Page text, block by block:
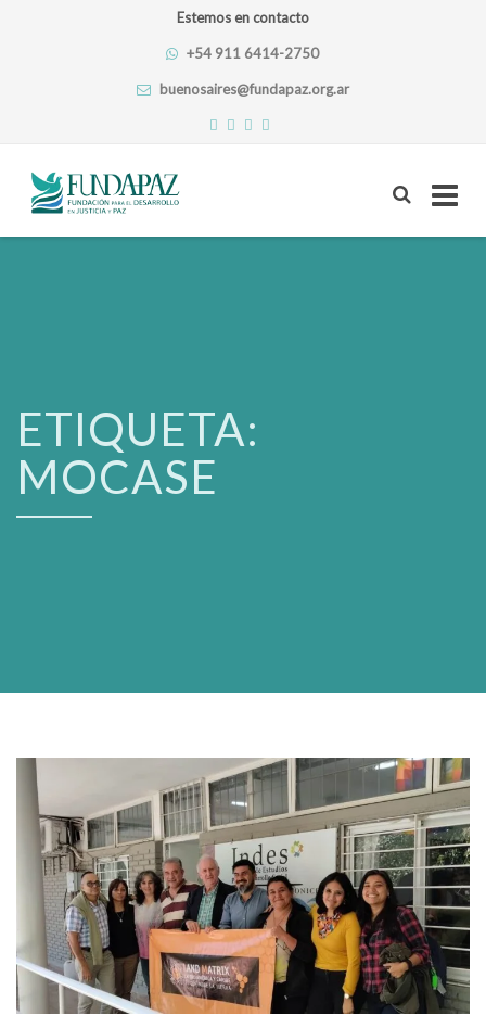
Estemos en contacto
+54 911 6414-2750
buenosaires@fundapaz.org.ar
Skip
ETIQUETA:
MOCASE